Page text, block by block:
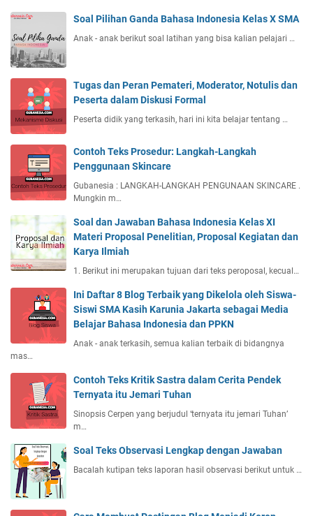
Soal Pilihan Ganda Bahasa Indonesia Kelas X SMA
Anak - anak berikut soal latihan yang bisa kalian pelajari …
Tugas dan Peran Pemateri, Moderator, Notulis dan
Peserta dalam Diskusi Formal
Peserta didik yang terkasih, hari ini kita belajar tentang …
Contoh Teks Prosedur: Langkah-Langkah
Penggunaan Skincare
Gubanesia : LANGKAH-LANGKAH PENGUNAAN SKINCARE .
Mungkin m…
Soal dan Jawaban Bahasa Indonesia Kelas XI
Materi Proposal Penelitian, Proposal Kegiatan dan
Karya Ilmiah
1. Berikut ini merupakan tujuan dari teks peroposal, kecual…
Ini Daftar 8 Blog Terbaik yang Dikelola oleh Siswa-
Siswi SMA Kasih Karunia Jakarta sebagai Media
Belajar Bahasa Indonesia dan PPKN
Anak - anak terkasih, semua kalian terbaik di bidangnya
mas…
Contoh Teks Kritik Sastra dalam Cerita Pendek
Ternyata itu Jemari Tuhan
Sinopsis Cerpen yang berjudul ‘ternyata itu jemari Tuhan’
m…
Soal Teks Observasi Lengkap dengan Jawaban
Bacalah kutipan teks laporan hasil observasi berikut untuk …